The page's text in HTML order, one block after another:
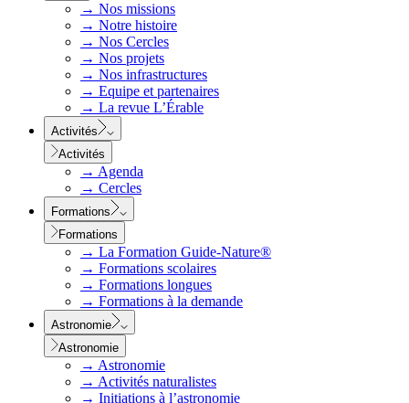
→ Nos missions
→ Notre histoire
→ Nos Cercles
→ Nos projets
→ Nos infrastructures
→ Equipe et partenaires
→ La revue L’Érable
Activités
Activités
→ Agenda
→ Cercles
Formations
Formations
→ La Formation Guide-Nature®
→ Formations scolaires
→ Formations longues
→ Formations à la demande
Astronomie
Astronomie
→ Astronomie
→ Activités naturalistes
→ Initiations à l’astronomie